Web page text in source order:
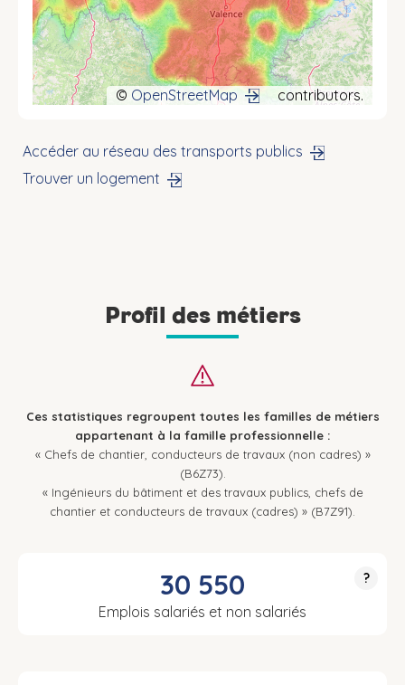
© OpenStreetMap contributors.
Accéder au réseau des transports publics
Trouver un logement
Profil des métiers
Ces statistiques regroupent toutes les familles de métiers
appartenant à la famille professionnelle :
« Chefs de chantier, conducteurs de travaux (non cadres) »
(B6Z73).
« Ingénieurs du bâtiment et des travaux publics, chefs de
chantier et conducteurs de travaux (cadres) » (B7Z91).
?
30 550
Emplois salariés et non salariés